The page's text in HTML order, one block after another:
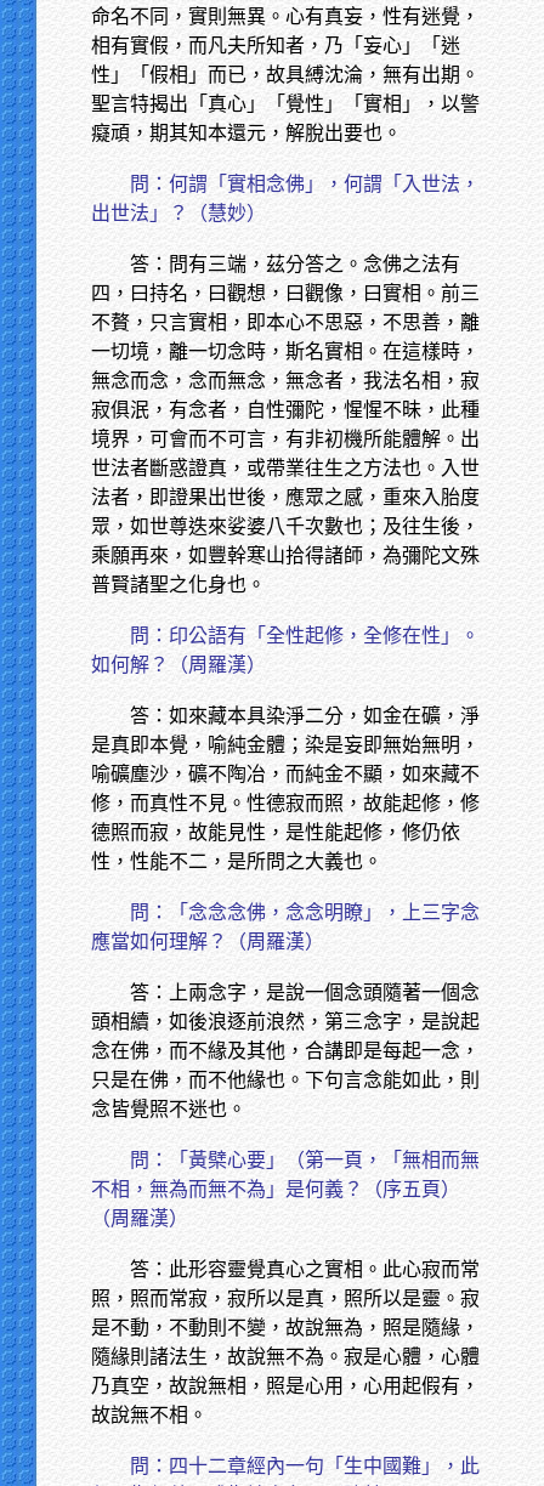
命名不同，實則無異。心有真妄，性有迷覺，
相有實假，而凡夫所知者，乃「妄心」「迷
性」「假相」而已，故具縛沈淪，無有出期。
聖言特揭出「真心」「覺性」「實相」，以警
癡頑，期其知本還元，解脫出要也。
問：何謂「實相念佛」，何謂「入世法，
出世法」？（慧妙）
答：問有三端，茲分答之。念佛之法有
四，曰持名，曰觀想，曰觀像，曰實相。前三
不贅，只言實相，即本心不思惡，不思善，離
一切境，離一切念時，斯名實相。在這樣時，
無念而念，念而無念，無念者，我法名相，寂
寂俱泯，有念者，自性彌陀，惺惺不昧，此種
境界，可會而不可言，有非初機所能體解。出
世法者斷惑證真，或帶業往生之方法也。入世
法者，即證果出世後，應眾之感，重來入胎度
眾，如世尊迭來娑婆八千次數也；及往生後，
乘願再來，如豐幹寒山拾得諸師，為彌陀文殊
普賢諸聖之化身也。
問：印公語有「全性起修，全修在性」。
如何解？（周羅漢）
答：如來藏本具染淨二分，如金在礦，淨
是真即本覺，喻純金體；染是妄即無始無明，
喻礦塵沙，礦不陶冶，而純金不顯，如來藏不
修，而真性不見。性德寂而照，故能起修，修
德照而寂，故能見性，是性能起修，修仍依
性，性能不二，是所問之大義也。
問：「念念念佛，念念明瞭」，上三字念
應當如何理解？（周羅漢）
答：上兩念字，是說一個念頭隨著一個念
頭相續，如後浪逐前浪然，第三念字，是說起
念在佛，而不緣及其他，合講即是每起一念，
只是在佛，而不他緣也。下句言念能如此，則
念皆覺照不迷也。
問：「黃檗心要」（第一頁，「無相而無
不相，無為而無不為」是何義？（序五頁）
（周羅漢）
答：此形容靈覺真心之實相。此心寂而常
照，照而常寂，寂所以是真，照所以是靈。寂
是不動，不動則不變，故說無為，照是隨緣，
隨緣則諸法生，故說無不為。寂是心體，心體
乃真空，故說無相，照是心用，心用起假有，
故說無不相。
問：四十二章經內一句「生中國難」，此